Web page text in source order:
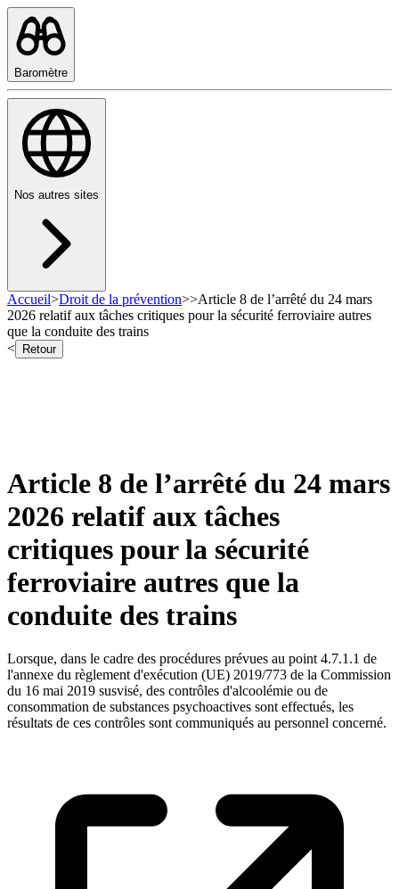
Baromètre
Nos autres sites
Accueil>Droit de la prévention>>Article 8 de l’arrêté du 24 mars
2026 relatif aux tâches critiques pour la sécurité ferroviaire autres
que la conduite des trains
<
Retour
Article 8 de l’arrêté du 24 mars
2026 relatif aux tâches
critiques pour la sécurité
ferroviaire autres que la
conduite des trains
Lorsque, dans le cadre des procédures prévues au point 4.7.1.1 de
l'annexe du règlement d'exécution (UE) 2019/773 de la Commission
du 16 mai 2019 susvisé, des contrôles d'alcoolémie ou de
consommation de substances psychoactives sont effectués, les
résultats de ces contrôles sont communiqués au personnel concerné.